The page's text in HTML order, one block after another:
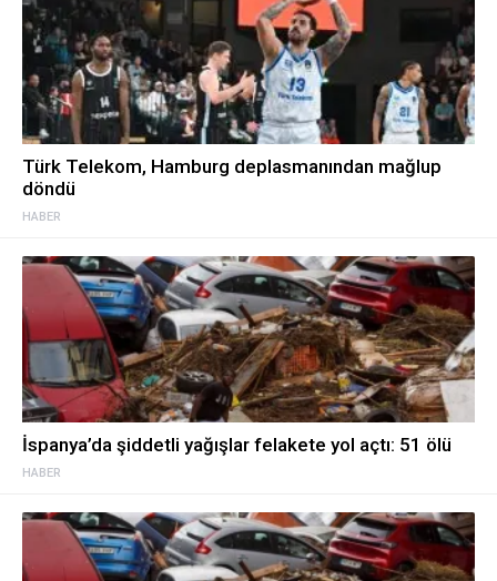
HABER
Türk Telekom, Hamburg deplasmanından mağlup
döndü
HABER
İspanya’da şiddetli yağışlar felakete yol açtı: 51 ölü